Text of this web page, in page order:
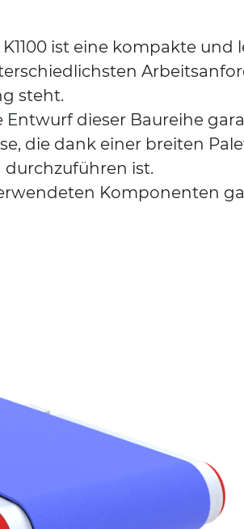
ist eine kompakte
steht.
Entwurf dieser Baureihe
die dank einer breiten
ist.
Komponenten